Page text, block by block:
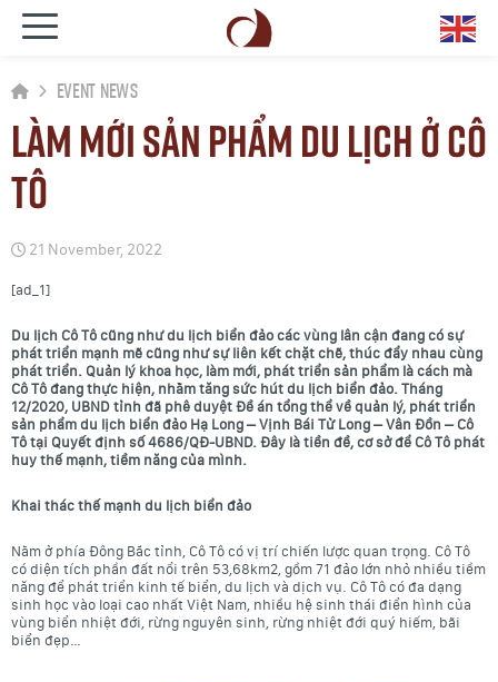
Event News
Làm mới sản phẩm du lịch ở Cô
Tô
21 November, 2022
[ad_1]
Du lịch Cô Tô cũng như du lịch biển đảo các vùng lân cận đang có sự
phát triển mạnh mẽ cũng như sự liên kết chặt chẽ, thúc đẩy nhau cùng
phát triển. Quản lý khoa học, làm mới, phát triển sản phẩm là cách mà
Cô Tô đang thực hiện, nhằm tăng sức hút du lịch biển đảo. Tháng
12/2020, UBND tỉnh đã phê duyệt Đề án tổng thể về quản lý, phát triển
sản phẩm du lịch biển đảo Hạ Long – Vịnh Bái Tử Long – Vân Đồn – Cô
Tô tại Quyết định số 4686/QĐ-UBND. Đây là tiền đề, cơ sở để Cô Tô phát
huy thế mạnh, tiềm năng của mình.
Khai thác thế mạnh du lịch biển đảo
Nằm ở phía Đông Bắc tỉnh, Cô Tô có vị trí chiến lược quan trọng. Cô Tô
có diện tích phần đất nổi trên 53,68km2, gồm 71 đảo lớn nhỏ nhiều tiềm
năng để phát triển kinh tế biển, du lịch và dịch vụ. Cô Tô có đa dạng
sinh học vào loại cao nhất Việt Nam, nhiều hệ sinh thái điển hình của
vùng biển nhiệt đới, rừng nguyên sinh, rừng nhiệt đới quý hiếm, bãi
biển đẹp…